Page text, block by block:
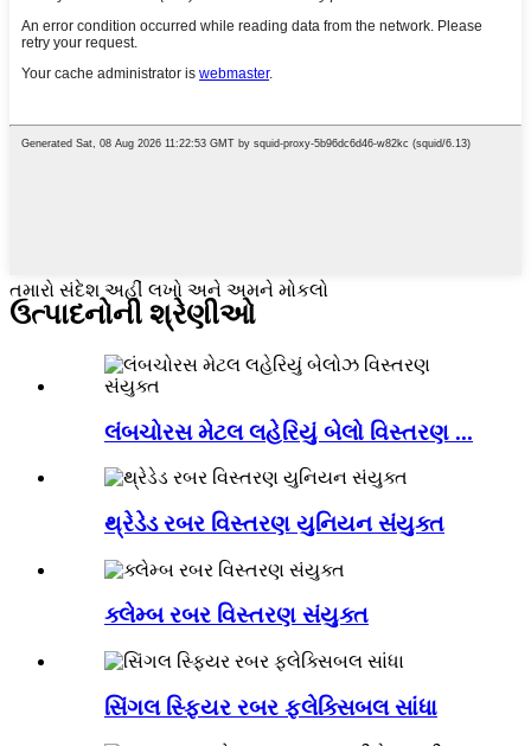
તમારો સંદેશ અહીં લખો અને અમને મોકલો
ઉત્પાદનોની શ્રેણીઓ
લંબચોરસ મેટલ લહેરિયું બેલો વિસ્તરણ ...
થ્રેડેડ રબર વિસ્તરણ યુનિયન સંયુક્ત
ક્લેમ્બ રબર વિસ્તરણ સંયુક્ત
સિંગલ સ્ફિયર રબર ફ્લેક્સિબલ સાંધા